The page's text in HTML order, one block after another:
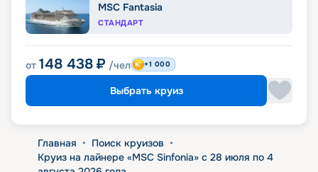
MSC Fantasia
СТАНДАРТ
от 148 438 ₽ /чел +1 000
Выбрать круиз
Главная • Поиск круизов •
Круиз на лайнере «MSC Sinfonia» с 28 июля по 4